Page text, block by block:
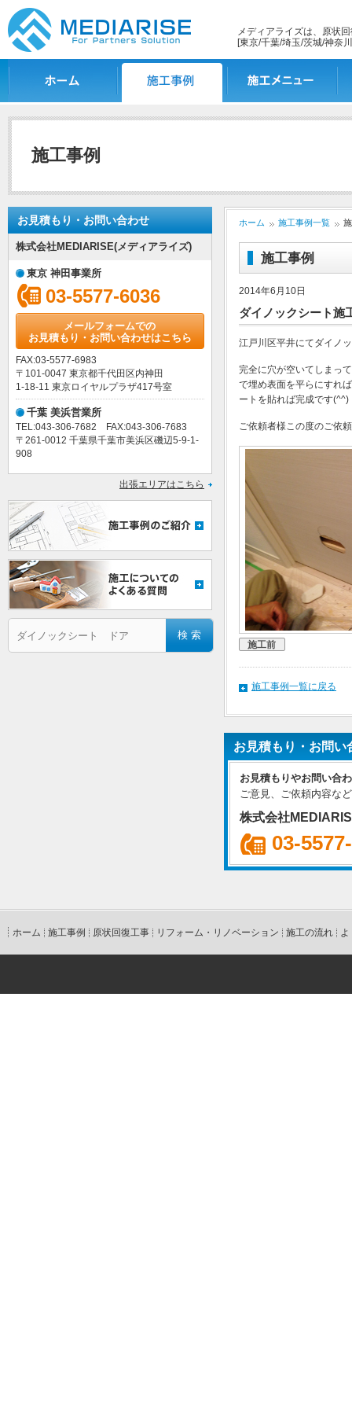
メディアライズは、原状
[東京/千葉/埼玉/茨城/神奈
施工事例
お見積もり・お問い合わせ
株式会社MEDIARISE(メディアライズ)
東京 神田事業所
03-5577-6036
メールフォームでの
お見積もり・お問い合わせはこちら
FAX:03-5577-6983
〒101-0047 東京都千代田区内神田
1-18-11 東京ロイヤルプラザ417号室
千葉 美浜営業所
TEL:043-306-7682 FAX:043-306-7683
〒261-0012 千葉県千葉市美浜区磯辺5-9-1-
908
出張エリアはこちら
ホーム 施工事例一覧
施工事例
2014年6月10日
ダイノックシート施
江戸川区平井にてダイノ
完全に穴が空いてしまっ
で埋め表面を平らにすれ
ートを貼れば完成です(^^)
ご依頼者様この度のご依
施工前
施工事例一覧に戻る
お見積もり・お問い
お見積もりやお問い合
ご意見、ご依頼内容な
株式会社
03-
ホーム 施工事例 原状回復工事 リフォーム・リノベーション 施工の流れ よ